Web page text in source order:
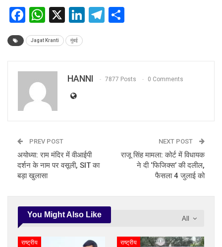
Facebook
WhatsApp
X LinkedIn
Telegram
Jagat Kranti मुंबई
HANNI 7877 Posts 0 Comments
PREV POST
अयोध्या: राम मंदिर में वीआईपी
दर्शन के नाम पर वसूली, SIT का
बड़ा खुलासा
NEXT POST
राजू सिंह मामला: कोर्ट में विधायक
ने दी ‘फिजिक्स’ की दलील,
फैसला 4 जुलाई को
All
You Might Also Like
राष्ट्रीय राष्ट्रीय